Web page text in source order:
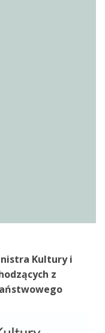
Kultury i
z